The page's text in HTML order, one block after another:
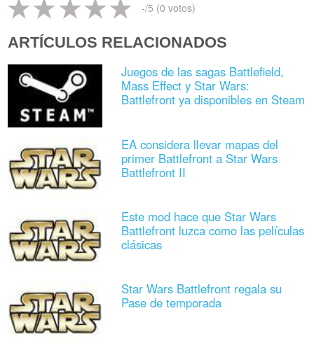
-/5 (0 votos)
ARTÍCULOS RELACIONADOS
Juegos de las sagas Battlefield,
Mass Effect y Star Wars:
Battlefront ya disponibles en Steam
EA considera llevar mapas del
primer Battlefront a Star Wars
Battlefront II
Este mod hace que Star Wars
Battlefront luzca como las películas
clásicas
Star Wars Battlefront regala su
Pase de temporada